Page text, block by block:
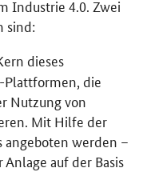
Industrie 4.0. Zwei
sind:
dieses
Plattformen, die
Nutzung von
Mit Hilfe der
angeboten werden –
auf der Basis